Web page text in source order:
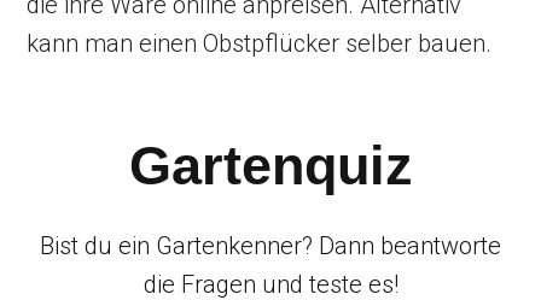
kann man einen Obstpflücker selber bauen.
Gartenquiz
Bist du ein Gartenkenner? Dann beantworte
die Fragen und teste es!